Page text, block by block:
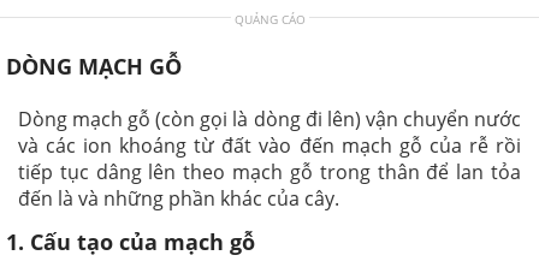
QUẢNG CÁO
DÒNG MẠCH GỖ
Dòng mạch gỗ (còn gọi là dòng đi lên) vận chuyển nước
và các ion khoáng từ đất vào đến mạch gỗ của rễ rồi
tiếp tục dâng lên theo mạch gỗ trong thân để lan tỏa
đến là và những phần khác của cây.
1. Cấu tạo của mạch gỗ